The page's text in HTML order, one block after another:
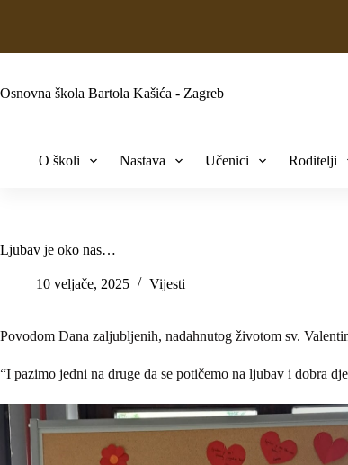
Osnovna škola Bartola Kašića - Zagreb
O školi Nastava Učenici Roditelji
Ljubav je oko nas…
10 veljače, 2025 Vijesti
Povodom Dana zaljubljenih, nadahnutog životom sv.
“I pazimo jedni na druge da se potičemo na ljubav i dobra